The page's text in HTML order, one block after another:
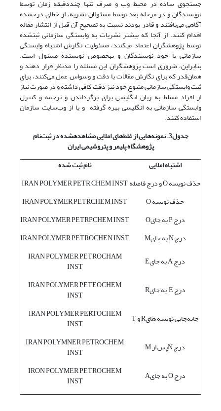
جستجوی ساده در محیط وب و صرف تنها چنددقیقه زمان توسط
نویسندگان و در مرحله بعد توسط مسئولان نشریه، از خطای درج‫شده
آگاهی می‌یافتند و قادر بودند نسبت به تصحیح آن قبل از انتشار مقاله
اقدام کنند. از آنجا که بیشتر نشریات به وابستگی سازمانی ثبت‫شده
توسط پژوهشگران اعتماد می‫کنند، مسئولیت نگارش اشتباه وابستگی
سازمانی با خود نویسندگان و به‫خصوص نویسنده مسئول است.
بنابراین، ضروری است پژوهشگران این مسئله را مدنظر قرار دهند و
همان‌قدر که برای نگارش مقالات با دقت و وسواس عمل می‌کنند، برای
ثبت وابستگی سازمانی متبوع خود نیز دقت کافی داشته و در صورت نیاز
از افراد مسلط به زبان انگلیسی برای برگرداندن و ترجمه و کنترل
وابستگی سازمانی به انگلیسی بهره گرفته و یا از وب‌سایت سازمان
استفاده کنند.
جدول3. نمونه
هایی از غلطهای املایی مشاهدهشده در ثبت‌نام
پژوهشگاه پلیمر و پتروشیمی ایران
اشتباه املایی
نام ثبت شده
حذف نویسه O و درج فاصله
IRAN POLYMER PETR CHEM INST
حذف نویسه O
IRAN POLYMER PETRCHEM INST
درج P به جایO
IRAN POLYMER PETRPCHEM INST
درج N به جایM
IRAN POLYMER PETROCHEN INST
درج A به جایE
IRAN POLYMER PETROCHAM
INST
درج E به جایR
IRAN POLYMER PETEOCHEM
INST
جابه‌جایی نویسه هایR و T
IRAN POLYMER PERTOCHEM
INST
درج Nپس از M
IRAN POLYMNER PETROCHEM
INST
درج O به جایA
IRON POLYMER PETROCHEM
INST